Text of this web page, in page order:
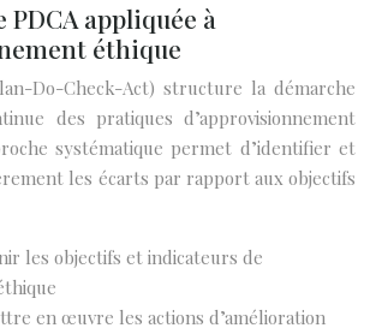
appliquée à
éthique
Do-Check-Act) structure la démarche
des pratiques d’approvisionnement
systématique permet d’identifier et
les écarts par rapport aux objectifs
les objectifs et indicateurs de
en œuvre les actions d’amélioration